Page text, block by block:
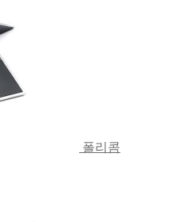
폴리콤